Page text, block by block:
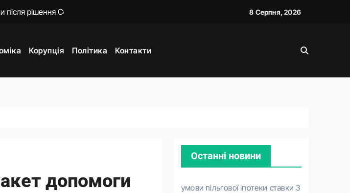
держмайна отримав завдання від прем’єра
із незавершеною власною справою
8 Серпня, 2026
Корупція Політика Контакти
допомоги
Останні новини
умови пільгової іпотеки ставки 3